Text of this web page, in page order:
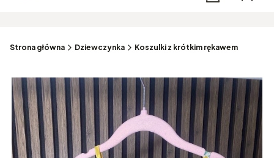
Strona główna Dziewczynka Koszulki z krótkim rękawem